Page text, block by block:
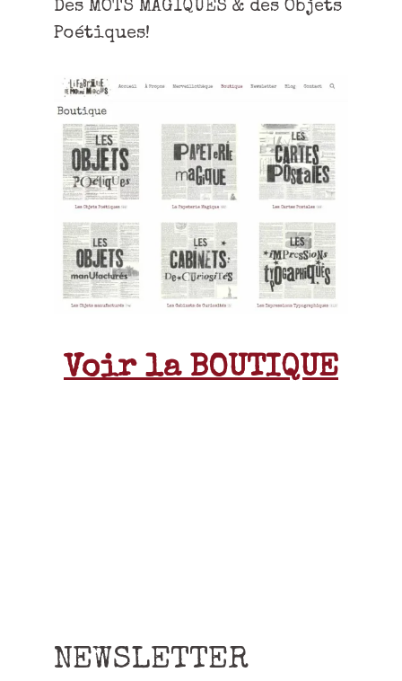
Des MOTS MAGIQUES & des Objets
Poétiques!
Voir la BOUTIQUE
NEWSLETTER